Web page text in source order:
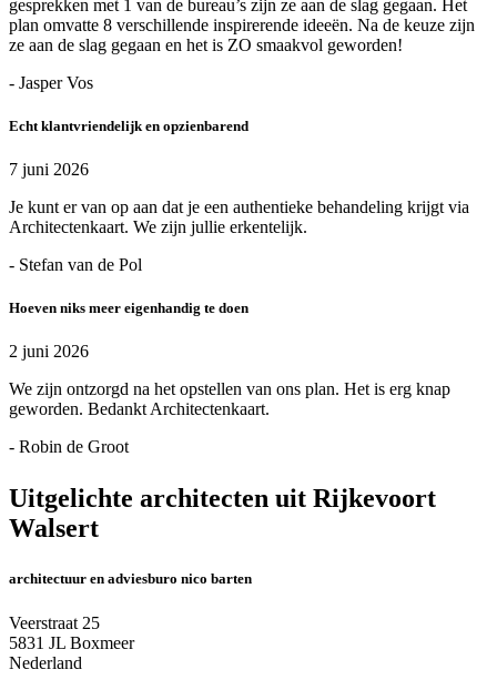
gesprekken met 1 van de bureau’s zijn ze aan de slag gegaan. Het
plan omvatte 8 verschillende inspirerende ideeën. Na de keuze zijn
ze aan de slag gegaan en het is ZO smaakvol geworden!
- Jasper Vos
Echt klantvriendelijk en opzienbarend
7 juni 2026
Je kunt er van op aan dat je een authentieke behandeling krijgt via
Architectenkaart. We zijn jullie erkentelijk.
- Stefan van de Pol
Hoeven niks meer eigenhandig te doen
2 juni 2026
We zijn ontzorgd na het opstellen van ons plan. Het is erg knap
geworden. Bedankt Architectenkaart.
- Robin de Groot
Uitgelichte architecten uit Rijkevoort
Walsert
architectuur en adviesburo nico barten
Veerstraat 25
5831 JL Boxmeer
Nederland